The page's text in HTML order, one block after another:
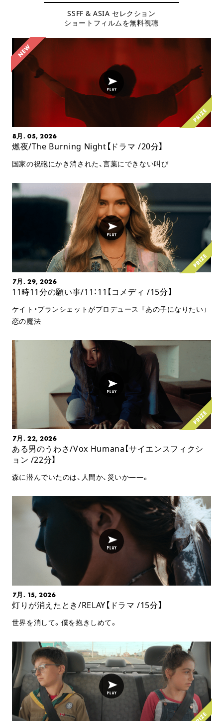
SSFF & ASIA セレクション
ショートフィルムを無料視聴
8月. 05, 2026
燃夜/The Burning Night【ドラマ /20分】
国家の祝砲にかき消された、言葉にできない叫び
7月. 29, 2026
11時11分の願い事/11：11【コメディ /15分】
ケイト・ブランシェットがプロデュース 「あの子になりたい」
恋の魔法
7月. 22, 2026
ある男のうわさ/Vox Humana【サイエンスフィクシ
ョン /22分】
森に潜んでいたのは、人間か、災いか――。
7月. 15, 2026
灯りが消えたとき/RELAY【ドラマ /15分】
世界を消して。僕を抱きしめて。